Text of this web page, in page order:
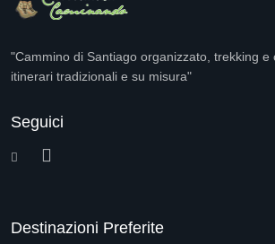
"Cammino di Santiago organizzato, trekking e
itinerari tradizionali e su misura"
Seguici
Destinazioni Preferite